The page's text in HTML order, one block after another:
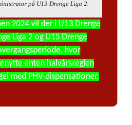
på U13 Drenge Liga 2.
2024 vil der i U13 Drenge
Liga 2 og U15 Drenge
hvor
enten halvårsreglen
med PHV-dispensationer.